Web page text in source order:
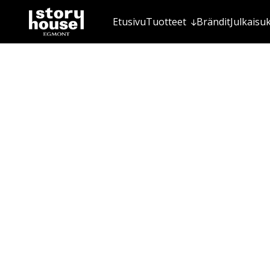
EtusivuTuotteet Brändit